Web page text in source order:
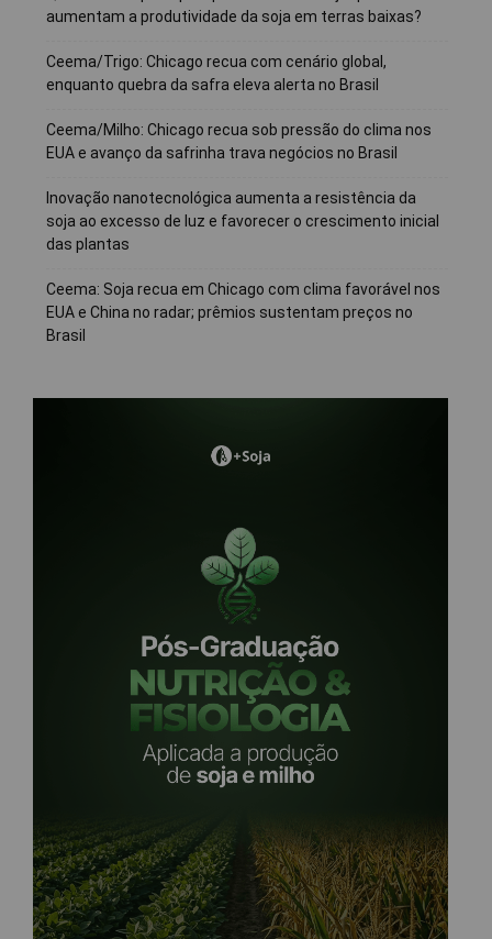
aumentam a produtividade da soja em terras baixas?
Ceema/Trigo: Chicago recua com cenário global,
enquanto quebra da safra eleva alerta no Brasil
Ceema/Milho: Chicago recua sob pressão do clima nos
EUA e avanço da safrinha trava negócios no Brasil
Inovação nanotecnológica aumenta a resistência da
soja ao excesso de luz e favorecer o crescimento inicial
das plantas
Ceema: Soja recua em Chicago com clima favorável nos
EUA e China no radar; prêmios sustentam preços no
Brasil